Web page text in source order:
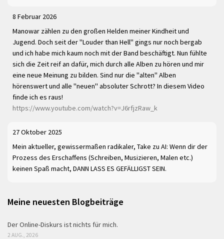
8 Februar 2026
Manowar zählen zu den großen Helden meiner Kindheit und
Jugend. Doch seit der "Louder than Hell" gings nur noch bergab
und ich habe mich kaum noch mit der Band beschäftigt. Nun fühlte
sich die Zeit reif an dafür, mich durch alle Alben zu hören und mir
eine neue Meinung zu bilden. Sind nur die "alten" Alben
hörenswert und alle "neuen" absoluter Schrott? In diesem Video
finde ich es raus!
https://www.youtube.com/watch?v=J6rfjzRaw_k
27 Oktober 2025
Mein aktueller, gewissermaßen radikaler, Take zu AI: Wenn dir der
Prozess des Erschaffens (Schreiben, Musizieren, Malen etc.)
keinen Spaß macht, DANN LASS ES GEFÄLLIGST SEIN.
Meine neuesten Blogbeiträge
Der Online-Diskurs ist nichts für mich.
2 AUG., 2026